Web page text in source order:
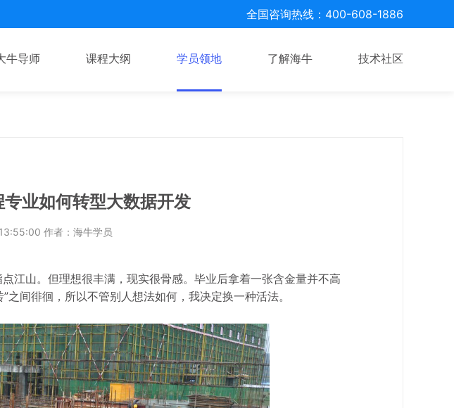
全国咨询热线：400-608-1886
牛导师 课程大纲 学员领地 了解海牛 技术社区
业如何转型大数据开发
作者：海牛学员
江山。但理想很丰满，现实很骨感。毕业后拿着一张含金量并不高
间徘徊，所以不管别人想法如何，我决定换一种活法。